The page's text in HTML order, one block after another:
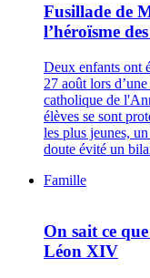
Fusillade de
l’héroïsme
Deux enfants ont
27 août lors
catholique de
élèves se sont
les plus jeunes,
doute évité un
Famille
On sait ce
Léon XIV